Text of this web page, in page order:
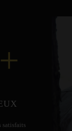
+
satisfaits